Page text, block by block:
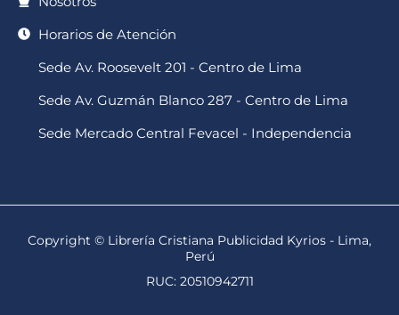
Horarios de Atención
Sede Av. Roosevelt 201 - Centro de Lima
Sede Av. Guzmán Blanco 287 - Centro de Lima
Sede Mercado Central Fevacel - Independencia
Copyright © Librería Cristiana Publicidad Kyrios - Lima,
Perú
RUC: 20510942711